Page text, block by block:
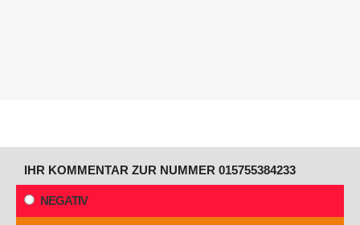
IHR KOMMENTAR ZUR NUMMER 015755384233
NEGATIV